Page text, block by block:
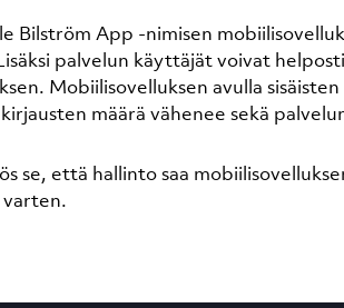
Bilström App -nimisen
palvelun käyttäjät voivat
Mobiilisovelluksen avulla
määrä vähenee sekä
se, että hallinto saa